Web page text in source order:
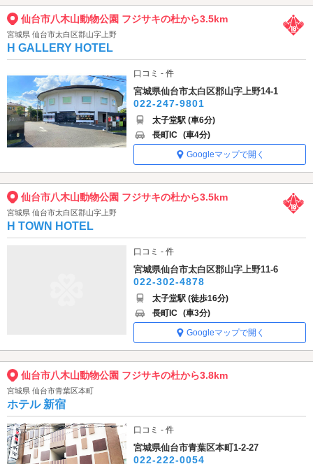
仙台市八木山動物公園 フジサキの杜から3.5km
宮城県 仙台市太白区郡山字上野
H GALLERY HOTEL
口コミ - 件
宮城県仙台市太白区郡山字上野14-1
022-247-9801
太子堂駅 (車6分)
長町IC (車4分)
Googleマップで開く
仙台市八木山動物公園 フジサキの杜から3.5km
宮城県 仙台市太白区郡山字上野
H TOWN HOTEL
口コミ - 件
宮城県仙台市太白区郡山字上野11-6
022-302-4878
太子堂駅 (徒歩16分)
長町IC (車3分)
Googleマップで開く
仙台市八木山動物公園 フジサキの杜から3.8km
宮城県 仙台市青葉区本町
ホテル 新宿
口コミ - 件
宮城県仙台市青葉区本町1-2-27
022-222-0054